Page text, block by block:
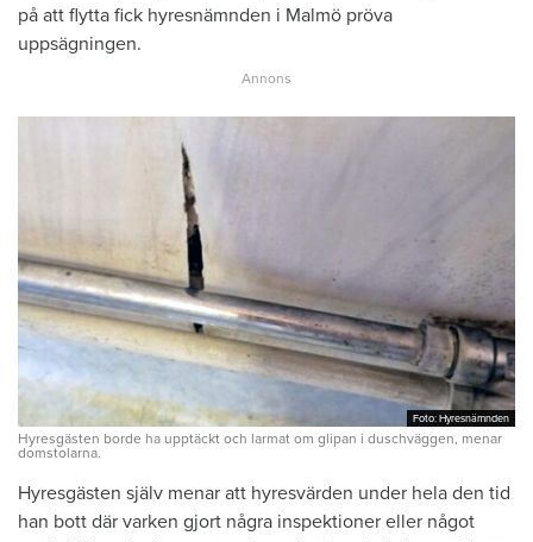
på att flytta fick hyresnämnden i Malmö pröva
uppsägningen.
Foto: Hyresnämnden
Foto: Hyresnämnden
Hyresgästen borde ha upptäckt och larmat om glipan i duschväggen, menar
domstolarna.
Hyresgästen själv menar att hyresvärden under hela den tid
han bott där varken gjort några inspektioner eller något